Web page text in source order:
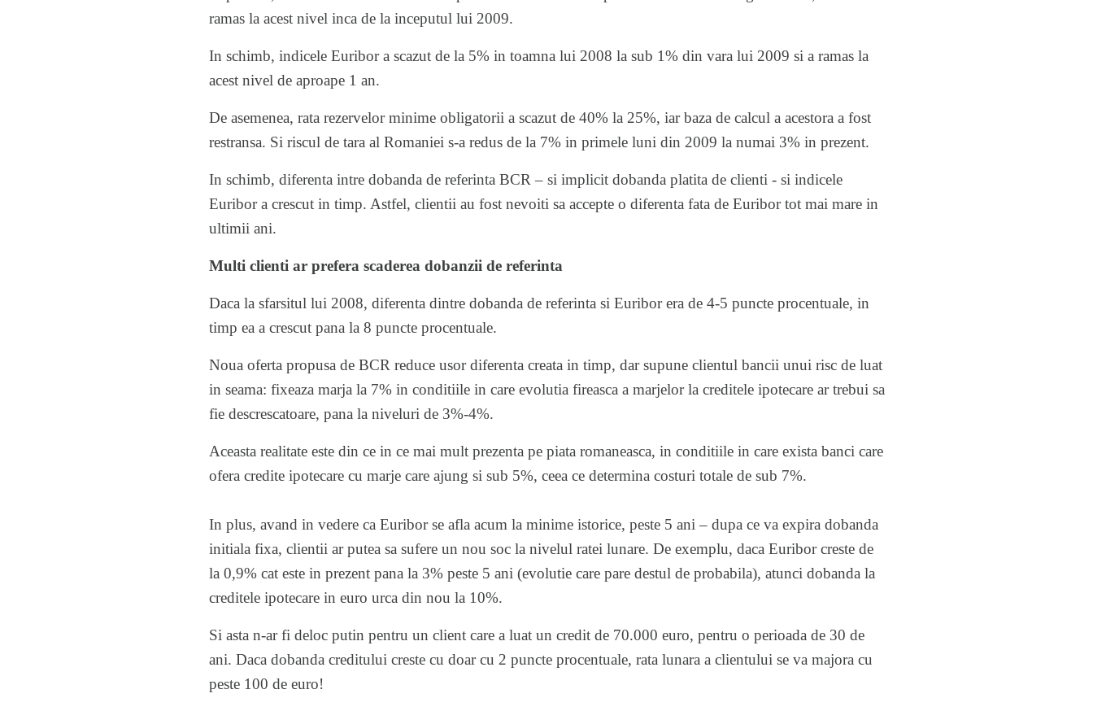
ramas la acest nivel inca de la inceputul lui 2009.
In schimb, indicele Euribora scazut de la 5% in toamna lui 2008 la sub 1% din vara lui 2009 si a ramas la
acest nivel de aproape 1 an.
De asemenea, rata rezervelor minime obligatorii a scazut de 40% la 25%, iar baza de calcul a acestora a fost
restransa. Si riscul de tara al Romaniei s-a redus de la 7% in primele luni din 2009 la numai 3% in prezent.
In schimb, diferenta intre dobanda de referinta BCR – si implicit dobanda platita de clienti - si indicele
Euribor a crescut in timp. Astfel, clientii au fost nevoiti sa accepte o diferenta fata de Euribor tot mai mare in
ultimii ani.
Multi clienti ar prefera scaderea dobanzii de referinta
Daca la sfarsitul lui 2008, diferenta dintre dobanda de referinta si Euribor era de 4-5 puncte procentuale, in
timp ea a crescut pana la 8 puncte procentuale.
Noua oferta propusa de BCR reduce usor diferenta creata in timp, dar supune clientul bancii unui risc de luat
in seama: fixeaza marja la 7% in conditiile in care evolutia fireasca a marjelor la creditele ipotecare ar trebui sa
fie descrescatoare, pana la niveluri de 3%-4%.
Aceasta realitate este din ce in ce mai mult prezenta pe piata romaneasca, in conditiile in care exista banci care
ofera credite ipotecare cu marje care ajung si sub 5%, ceea ce determina costuri totale de sub 7%.
In plus, avand in vedere ca Euribor se afla acum la minime istorice, peste 5 ani – dupa ce va expira dobanda
initiala fixa, clientii ar putea sa sufere un nou soc la nivelul ratei lunare. De exemplu, daca Euribor creste de
la 0,9% cat este in prezent pana la 3% peste 5 ani (evolutie care pare destul de probabila), atunci dobanda la
creditele ipotecare in euro urca din nou la 10%.
Si asta n-ar fi deloc putin pentru un client care a luat un credit de 70.000 euro, pentru o perioada de 30 de
ani. Daca dobanda creditului creste cu doar cu 2 puncte procentuale, rata lunara a clientului se va majora cu
peste 100 de euro!